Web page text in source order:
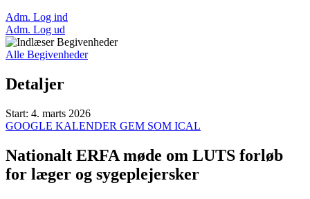
Adm. Log ind
Adm. Log ud
Alle Begivenheder
Detaljer
Start: 4. marts 2026
GOOGLE KALENDER GEM SOM ICAL
Nationalt ERFA møde om LUTS forløb
for læger og sygeplejersker